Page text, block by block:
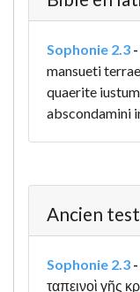
Sophonie 2.3 -
mansueti
quaerite
abscondamini
Ancien
Sophonie 2.3 -
ταπεινοὶ γῆς